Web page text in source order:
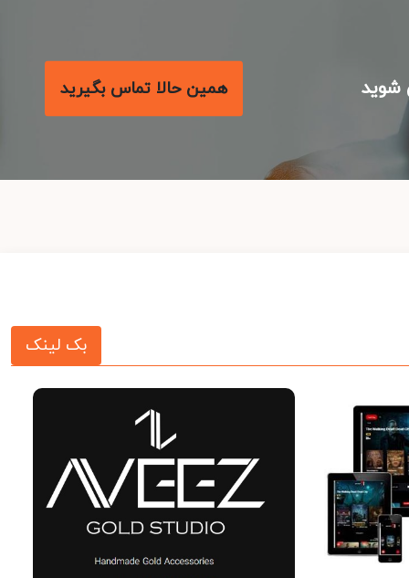
همین حالا تماس بگیرید
بک لینک